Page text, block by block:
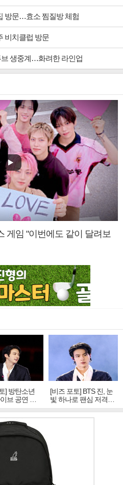
방문…효소 찜질방 체험
비치클럽 방문
브 생중계…화려한 라인업
게임 "이번에도 같이 달려보
] 방탄소년
브 공연 중
보적 아우라
[비즈 포토] BTS 진, 눈
빛 하나로 팬심 저격…
독보적 카리스마